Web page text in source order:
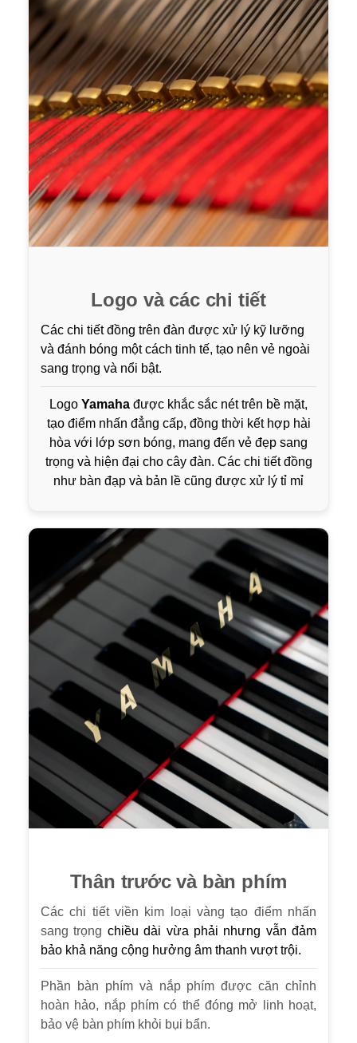
Logo và các chi tiết
Các chi tiết đồng trên đàn được xử lý kỹ lưỡng
và đánh bóng một cách tinh tế, tạo nên vẻ ngoài
sang trọng và nổi bật.
Logo Yamaha được khắc sắc nét trên bề mặt,
tạo điểm nhấn đẳng cấp, đồng thời kết hợp hài
hòa với lớp sơn bóng, mang đến vẻ đẹp sang
trọng và hiện đại cho cây đàn. Các chi tiết đồng
như bàn đạp và bản lề cũng được xử lý tỉ mỉ
Thân trước và bàn phím
Các chi tiết viền kim loại vàng tạo điểm nhấn
sang trọng chiều dài vừa phải nhưng vẫn đảm
bảo khả năng cộng hưởng âm thanh vượt trội.
Phần bàn phím và nắp phím được căn chỉnh
hoàn hảo, nắp phím có thể đóng mở linh hoạt,
bảo vệ bàn phím khỏi bụi bẩn.